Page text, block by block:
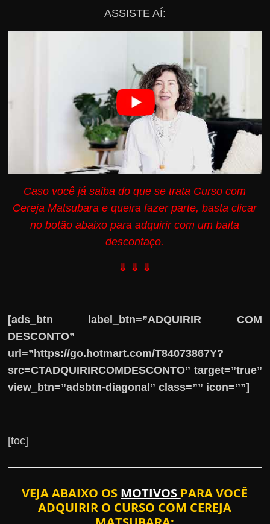
ASSISTE AÍ:
Caso você já saiba do que se trata Curso com
Cereja Matsubara e queira fazer parte, basta clicar
no botão abaixo para adquirir com um baita
descontaço.
⇓ ⇓ ⇓
[ads_btn label_btn=”ADQUIRIR COM
DESCONTO”
url=”https://go.hotmart.com/T84073867Y?
src=CTADQUIRIRCOMDESCONTO” target=”true”
view_btn=”adsbtn-diagonal” class=”” icon=””]
[toc]
VEJA ABAIXO OS MOTIVOS PARA VOCÊ
ADQUIRIR O CURSO COM CEREJA